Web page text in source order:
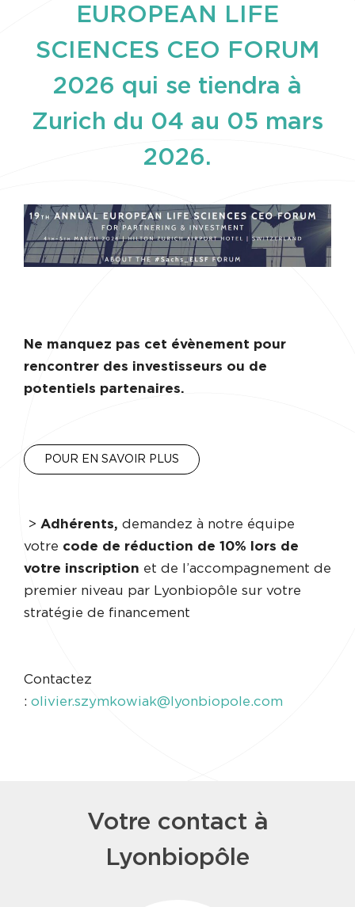
EUROPEAN LIFE
SCIENCES CEO FORUM
2026 qui se tiendra à
Zurich du 04 au 05 mars
2026.
Ne manquez pas cet évènement pour
rencontrer des investisseurs ou de
potentiels partenaires.
POUR EN SAVOIR PLUS
> Adhérents, demandez à notre équipe
votre code de réduction de 10% lors de
votre inscription et de l’accompagnement de
premier niveau par Lyonbiopôle sur votre
stratégie de financement
Contactez
: olivier.szymkowiak@lyonbiopole.com
Votre contact à
Lyonbiopôle